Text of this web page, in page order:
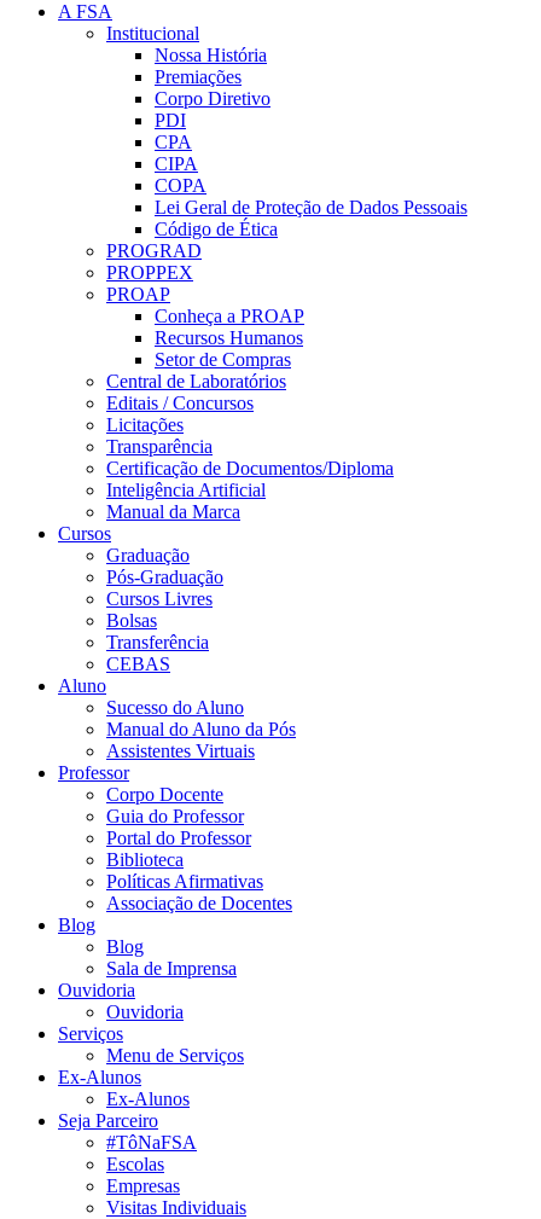
A FSA
Institucional
Nossa História
Premiações
Corpo Diretivo
PDI
CPA
CIPA
COPA
Lei Geral de Proteção de Dados Pessoais
Código de Ética
PROGRAD
PROPPEX
PROAP
Conheça a PROAP
Recursos Humanos
Setor de Compras
Central de Laboratórios
Editais / Concursos
Licitações
Transparência
Certificação de Documentos/Diploma
Inteligência Artificial
Manual da Marca
Cursos
Graduação
Pós-Graduação
Cursos Livres
Bolsas
Transferência
CEBAS
Aluno
Sucesso do Aluno
Manual do Aluno da Pós
Assistentes Virtuais
Professor
Corpo Docente
Guia do Professor
Portal do Professor
Biblioteca
Políticas Afirmativas
Associação de Docentes
Blog
Blog
Sala de Imprensa
Ouvidoria
Ouvidoria
Serviços
Menu de Serviços
Ex-Alunos
Ex-Alunos
Seja Parceiro
#TôNaFSA
Escolas
Empresas
Visitas Individuais